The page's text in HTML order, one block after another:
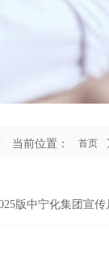
版中宁化集团宣传
首页
当前位置：